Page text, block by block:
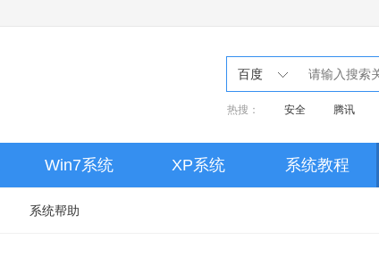
百度
热搜： 安全 腾讯
Win7系统 XP系统 系统教程
系统帮助